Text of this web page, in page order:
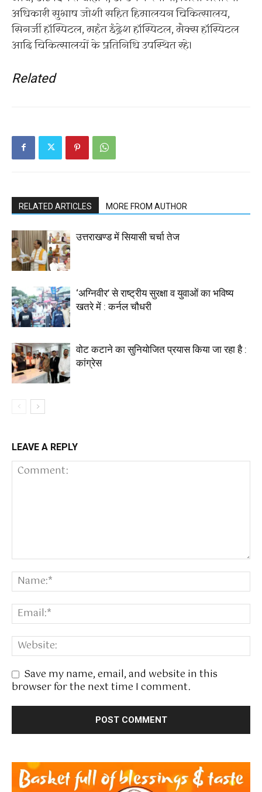
अधिकारी सुभाष जोशी सहित हिमालयन चिकित्सालय,
सिनर्जी हॉस्पिटल, महंत इंद्रेश हॉस्पिटल, मैक्स हॉस्पिटल
आदि चिकित्सालयों के प्रतिनिधि उपस्थित रहे।
Related
RELATED ARTICLES MORE FROM AUTHOR
उत्तराखण्ड में सियासी चर्चा तेज
‘अग्निवीर’ से राष्ट्रीय सुरक्षा व युवाओं का भविष्य
खतरे में : कर्नल चौधरी
वोट कटाने का सुनियोजित प्रयास किया जा रहा है :
कांग्रेस
LEAVE A REPLY
Save my name, email, and website in this
browser for the next time I comment.